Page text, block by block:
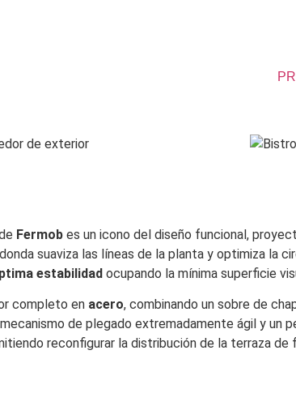
Fermob es un icono del diseño funcional,
suaviza las líneas de la planta y optimiza la
estabilidad ocupando la mínima superficie
completo en acero, combinando un sobre de
de plegado extremadamente ágil y un
reconfigurar la distribución de la terraza de